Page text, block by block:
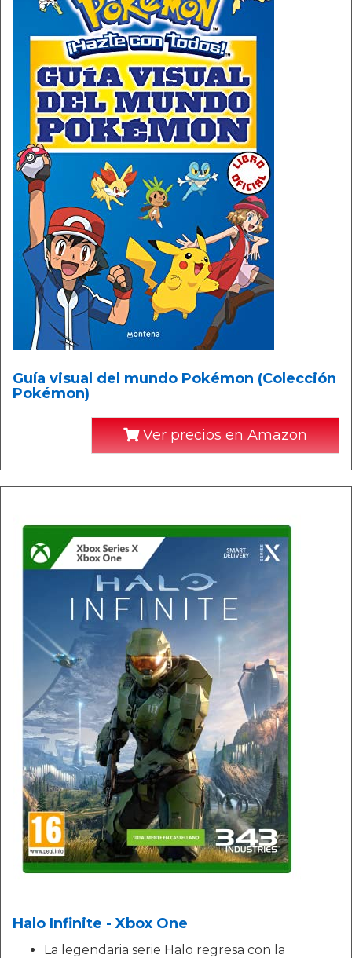
Guía visual del mundo Pokémon (Colección
Pokémon)
Ver precios en Amazon
Halo Infinite - Xbox One
La legendaria serie Halo regresa con la